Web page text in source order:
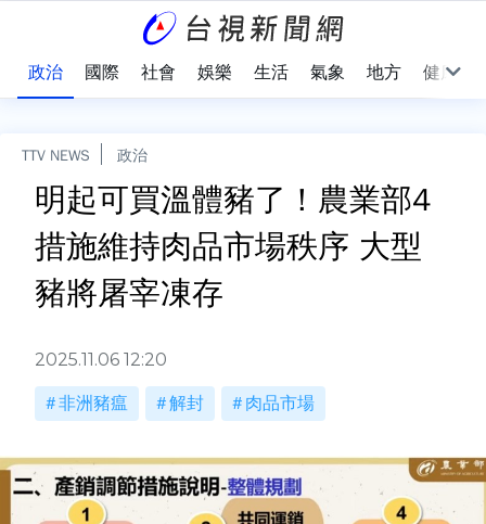
政治 國際 社會 娛樂 生活 氣象 地方 健康
TTV NEWS 政治
明起可買溫體豬了！農業部4
措施維持肉品市場秩序 大型
豬將屠宰凍存
2025.11.06 12:20
非洲豬瘟 解封 肉品市場